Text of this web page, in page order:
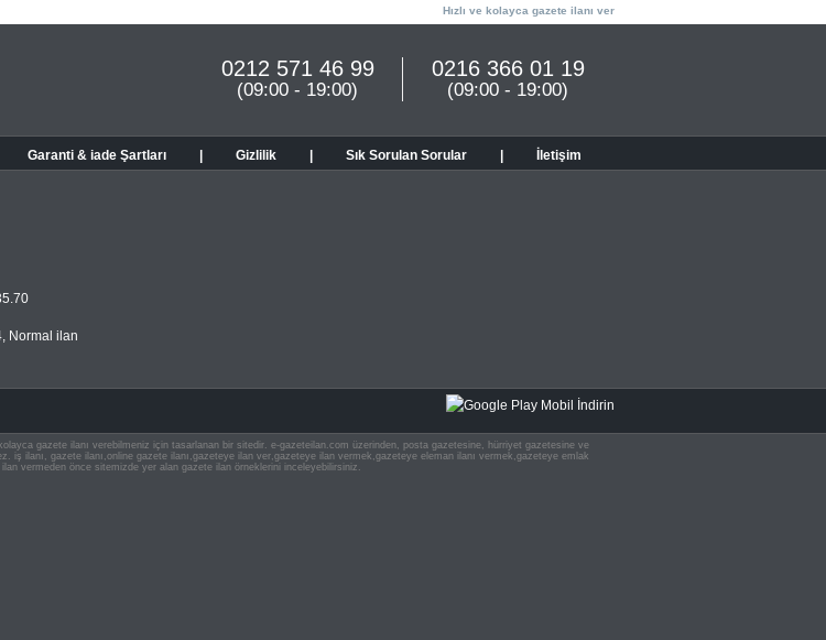
Hızlı ve kolayca gazete ilanı ver
0216 366 01 19
(09:00 - 19:00)
0212 571 46 99
(09:00 - 19:00)
Garanti & iade Şartları Gizlilik Sık Sorulan Sorular İletişim
, Normal ilan
gazete ilanı verebilmeniz için tasarlanan bir sitedir. e-gazeteilan.com üzerinden, posta gazetesine, hürriyet gazetesine ve
ilanı, gazete ilanı,online gazete ilanı,gazeteye ilan ver,gazeteye ilan vermek,gazeteye eleman ilanı vermek,gazeteye emlak
vermeden önce sitemizde yer alan gazete ilan örneklerini inceleyebilirsiniz.